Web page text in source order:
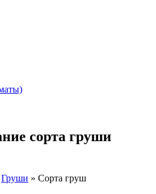
сорта груши
Груши » Сорта груш